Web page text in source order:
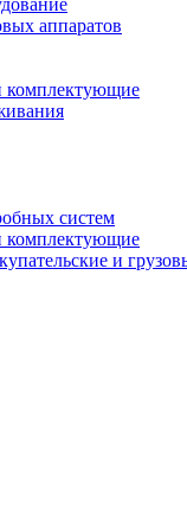
аппаратов
комплектующие
систем
комплектующие
и